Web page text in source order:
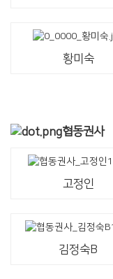
황미숙
협동권사
고정인
김정숙B